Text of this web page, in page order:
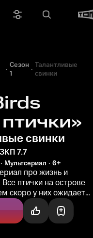
Сезон
1
Талантливые
свинки
свинки
КП 7.7
Мультсериал 6+
про жизнь и
птички на острове
скоро у них ожидается
нужно...